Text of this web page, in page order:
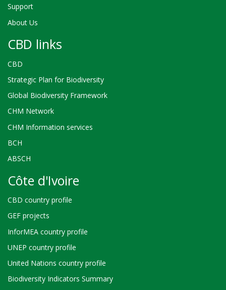
Support
About Us
CBD links
CBD
Strategic Plan for Biodiversity
Global Biodiversity Framework
CHM Network
CHM Information services
BCH
ABSCH
Côte d'Ivoire
CBD country profile
GEF projects
InforMEA country profile
UNEP country profile
United Nations country profile
Biodiversity Indicators Summary